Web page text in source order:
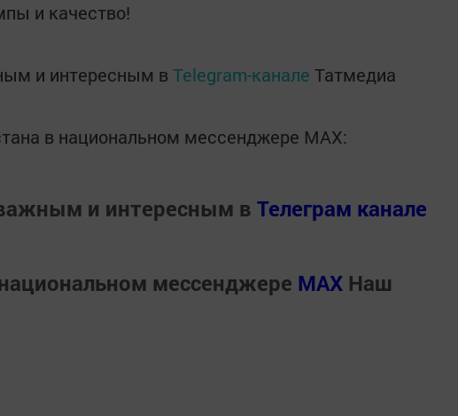
и качество!
и интересным в Telegram-канале Татмедиа
в национальном мессенджере MАХ:
и интересным в Телеграм канале
мессенджере MАХ Наш